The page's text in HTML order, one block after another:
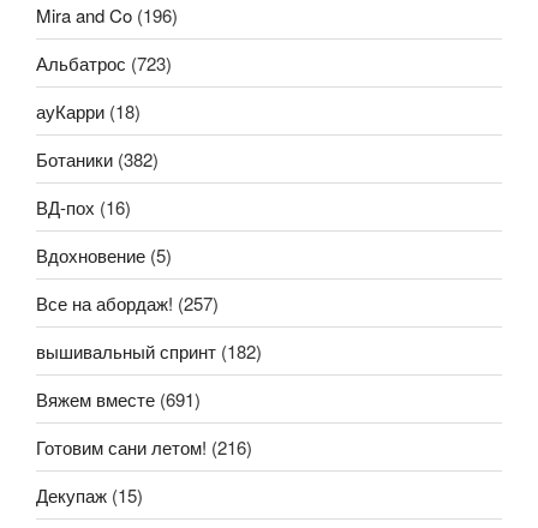
Mira and Co (196)
Альбатрос (723)
ауКарри (18)
Ботаники (382)
ВД-пох (16)
Вдохновение (5)
Все на абордаж! (257)
вышивальный спринт (182)
Вяжем вместе (691)
Готовим сани летом! (216)
Декупаж (15)